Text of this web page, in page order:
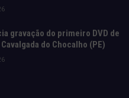
gravação do primeiro DVD de
do Chocalho (PE)